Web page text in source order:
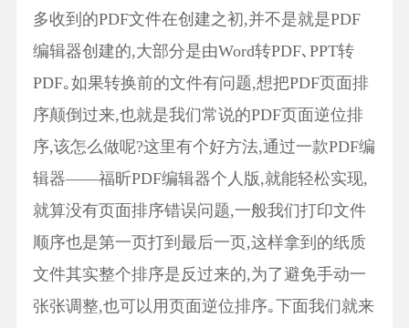
多收到的PDF文件在创建之初,并不是就是PDF
编辑器创建的,大部分是由Word转PDF､PPT转
PDF｡如果转换前的文件有问题,想把PDF页面排
序颠倒过来,也就是我们常说的PDF页面逆位排
序,该怎么做呢?这里有个好方法,通过一款PDF编
辑器——福昕PDF编辑器个人版,就能轻松实现,
就算没有页面排序错误问题,一般我们打印文件
顺序也是第一页打到最后一页,这样拿到的纸质
文件其实整个排序是反过来的,为了避免手动一
张张调整,也可以用页面逆位排序｡下面我们就来